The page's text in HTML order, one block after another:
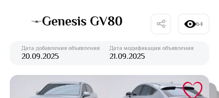
Genesis GV80 64
Дата добавления объявления
20.09.2025
Дата модификации объявления
21.09.2025